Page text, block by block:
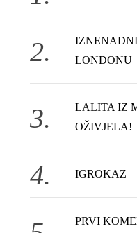
o
LONDONU
LALITA IZ
OŽIVJELA!
IGROKAZ
PRVI